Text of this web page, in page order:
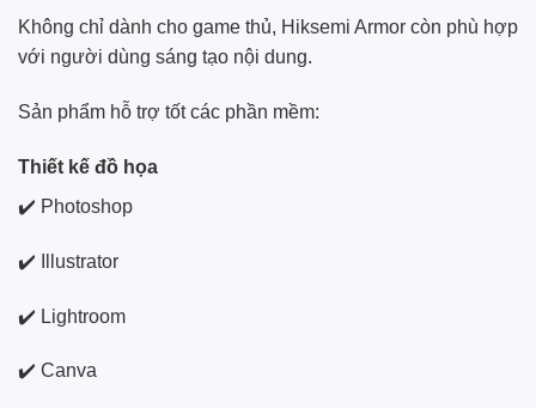
Không chỉ dành cho game thủ, Hiksemi Armor còn phù hợp
với người dùng sáng tạo nội dung.
Sản phẩm hỗ trợ tốt các phần mềm:
Thiết kế đồ họa
✔️ Photoshop
✔️ Illustrator
✔️ Lightroom
✔️ Canva